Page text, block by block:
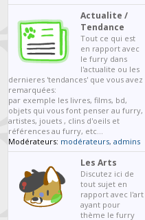
Actualite /
Tendance
Tout ce qui est
en rapport avec
le furry dans
l'actualite ou les
dernieres 'tendances' que vous avez
remarquées:
par exemple les livres, films, bd,
objets qui vous font penser au furry,
artistes, jouets , clins d'oeils et
références au furry, etc...
Modérateurs: modérateurs,admins
Les Arts
Discutez ici de
tout sujet en
rapport avec l'art
ayant pour
thème le furry